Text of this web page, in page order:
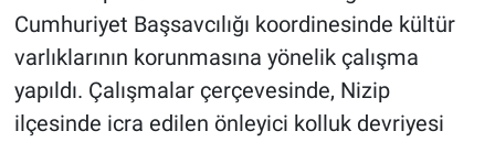
Cumhuriyet Başsavcılığı koordinesinde kültür
varlıklarının korunmasına yönelik çalışma
yapıldı. Çalışmalar çerçevesinde, Nizip
ilçesinde icra edilen önleyici kolluk devriyesi